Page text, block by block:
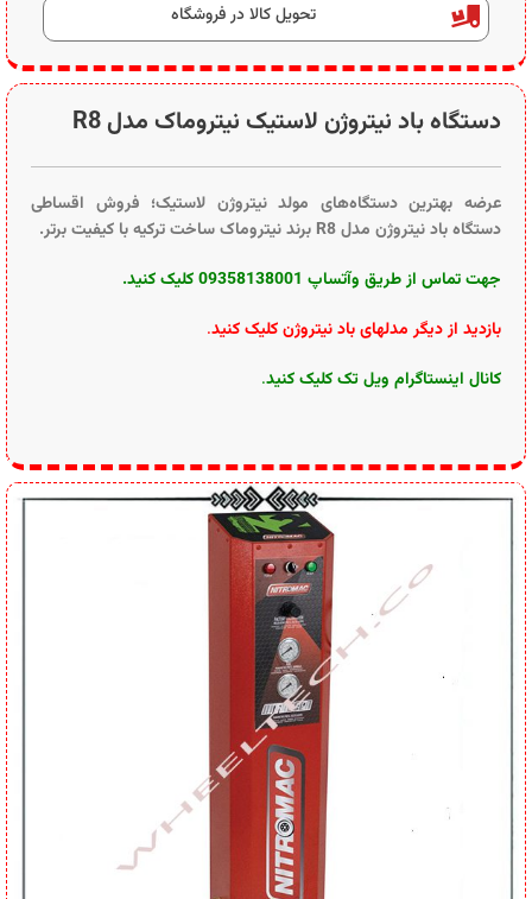
دستگاه باد نیتروژن لاستیک نیتروماک مدل R8
عرضه بهترین دستگاه‌های مولد نیتروژن لاستیک؛ فروش اقساطی
دستگاه باد نیتروژن مدل R8 برند نیتروماک ساخت ترکیه با کیفیت برتر.
جهت تماس از طریق وآتساپ 09358138001 کلیک کنید.
بازدید از دیگر مدلهای باد نیتروژن کلیک کنید.
کانال اینستاگرام ویل تک کلیک کنید.
تحویل کالا در فروشگاه